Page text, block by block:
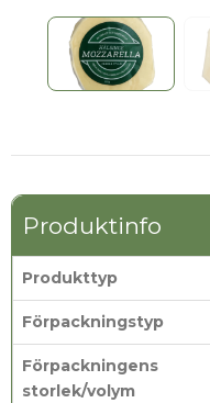
Produktinfo
Produkttyp
Förpackningstyp
Förpackningens
storlek/volym